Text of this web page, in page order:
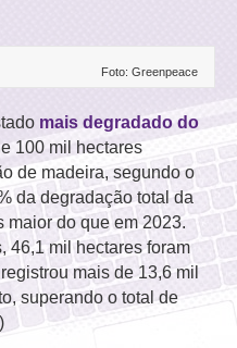
Foto: Greenpeace
mais degradado do
100 mil hectares
de madeira, segundo o
da degradação total da
maior do que em 2023.
46,1 mil hectares foram
mais de 13,6 mil
superando o total de